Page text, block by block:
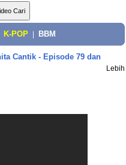
K-POP BBM
Cantik - Episode 79 dan
Lebih